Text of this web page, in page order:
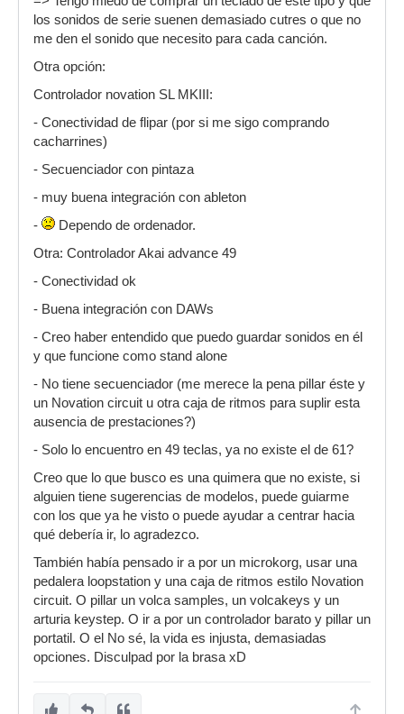
los sonidos de serie suenen demasiado cutres o que no
me den el sonido que necesito para cada canción.
Otra opción:
Controlador novation SL MKIII:
- Conectividad de flipar (por si me sigo comprando
cacharrines)
- Secuenciador con pintaza
- muy buena integración con ableton
-
Dependo de ordenador.
Otra: Controlador Akai advance 49
- Conectividad ok
- Buena integración con DAWs
- Creo haber entendido que puedo guardar sonidos en él
y que funcione como stand alone
- No tiene secuenciador (me merece la pena pillar éste y
un Novation circuit u otra caja de ritmos para suplir esta
ausencia de prestaciones?)
- Solo lo encuentro en 49 teclas, ya no existe el de 61?
Creo que lo que busco es una quimera que no existe, si
alguien tiene sugerencias de modelos, puede guiarme
con los que ya he visto o puede ayudar a centrar hacia
qué debería ir, lo agradezco.
También había pensado ir a por un microkorg, usar una
pedalera loopstation y una caja de ritmos estilo Novation
circuit. O pillar un volca samples, un volcakeys y un
arturia keystep. O ir a por un controlador barato y pillar un
portatil. O el No sé, la vida es injusta, demasiadas
opciones. Disculpad por la brasa xD